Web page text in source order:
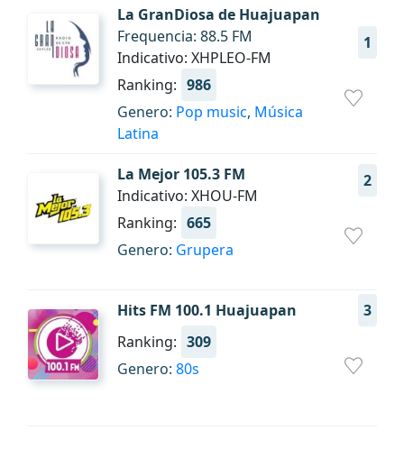
La GranDiosa de Huajuapan
1
Frequencia: 88.5 FM
Indicativo: XHPLEO-FM
Ranking: 986
Genero: Pop music, Música
Latina
La Mejor 105.3 FM 2
Indicativo: XHOU-FM
Ranking: 665
Genero: Grupera
Hits FM 100.1 Huajuapan
3
Ranking: 309
Genero: 80s